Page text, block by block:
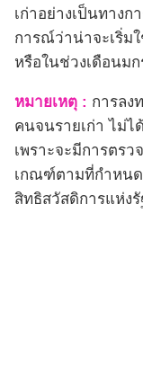
เก่าอย่างเป็นทางก
การณ์ว่าน่าจะเริ่ม
หรือในช่วงเดือนม
หมายเหตุ : การลง
คนจนรายเก่า ไม่
เพราะจะมีการตร
เกณฑ์ตามที่กำหนด
สิทธิสวัสดิการแห่งรั